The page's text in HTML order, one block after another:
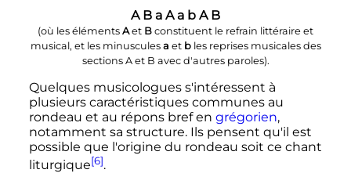
A B a A a b A B
(où les éléments Aet B constituent le refrain littéraire et
musical, et les minuscules a et bles reprises musicales des
sections A et B avec d'autres paroles).
Quelques musicologues s'intéressent à
plusieurs caractéristiques communes au
rondeau et au répons bref en grégorien,
notamment sa structure. Ils pensent qu'il est
possible que l'origine du rondeau soit ce chant
liturgique[6].